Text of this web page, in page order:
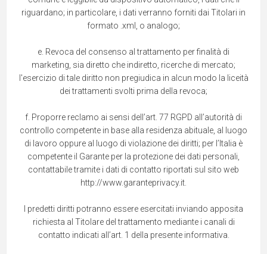
riguardano; in particolare, i dati verranno forniti dai Titolari in
formato .xml, o analogo;
e. Revoca del consenso al trattamento per finalità di
marketing, sia diretto che indiretto, ricerche di mercato;
l'esercizio di tale diritto non pregiudica in alcun modo la liceità
dei trattamenti svolti prima della revoca;
f. Proporre reclamo ai sensi dell’art. 77 RGPD all’autorità di
controllo competente in base alla residenza abituale, al luogo
di lavoro oppure al luogo di violazione dei diritti; per l’Italia è
competente il Garante per la protezione dei dati personali,
contattabile tramite i dati di contatto riportati sul sito web
http://www.garanteprivacy.it.
I predetti diritti potranno essere esercitati inviando apposita
richiesta al Titolare del trattamento mediante i canali di
contatto indicati all’art. 1 della presente informativa.